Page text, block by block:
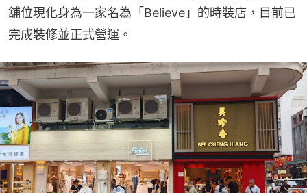
舖位現化身為一家名為「Believe」的時裝店，目前已
完成裝修並正式營運。